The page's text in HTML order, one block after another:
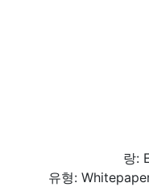
랑:
유형: